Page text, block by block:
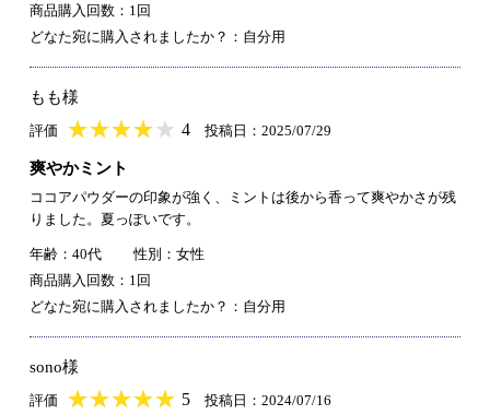
商品購入回数：1回
どなた宛に購入されましたか？：自分用
もも様
評価 ★★★★★
★★★★★ 4 投稿日：2025/07/29
爽やかミント
ココアパウダーの印象が強く、ミントは後から香って爽やかさが残
りました。夏っぽいです。
年齢：40代
性別：女性
商品購入回数：1回
どなた宛に購入されましたか？：自分用
sono様
評価 ★★★★★
★★★★★ 5 投稿日：2024/07/16